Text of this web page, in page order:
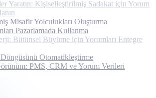
Yaratın: Kişiselleştirilmiş Sadakat için Yorum
Misafir Yolculukları Oluşturma
Pazarlamada Kullanma
Bütünsel Büyüme için Yorumları Entegre
Otomatikleştirme
PMS, CRM ve Yorum Verileri